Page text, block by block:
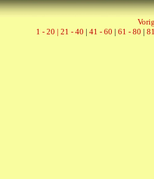
1 - 20 | 21 - 40 | 41 - 60 | 61 - 80 |